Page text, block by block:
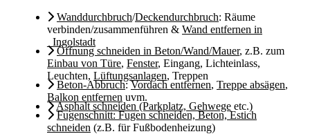
Wanddurchbruch/Deckendurchbruch: Räume
verbinden/zusammenführen & Wand entfernen in
_Ingolstadt
Öffnung schneiden in Beton/Wand/Mauer, z.B. zum
Einbau von Türe, Fenster, Eingang, Lichteinlass,
Leuchten, Lüftungsanlagen, Treppen
Beton-Abbruch:Vordach entfernen, Treppe absägen,
Balkon entfernen uvm.
Asphalt schneiden (Parkplatz, Gehwege etc.)
Fugenschnitt: Fugen schneiden, Beton, Estich
schneiden (z.B. für Fußbodenheizung)